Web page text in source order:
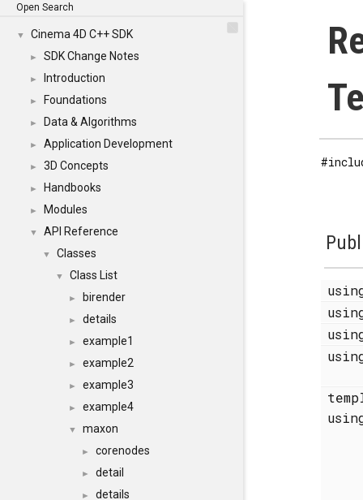
Open Search
▼ Cinema 4D C++ SDK
► SDK Change Notes
► Introduction
► Foundations
► Data & Algorithms
► Application Development
► 3D Concepts
► Handbooks
► Modules
▼ API Reference
▼ Classes
▼ Class List
► birender
► details
► example1
► example2
► example3
► example4
▼ maxon
► corenodes
► detail
► details